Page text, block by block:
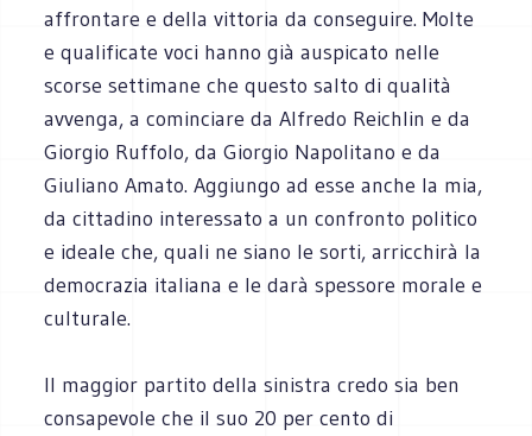
affrontare e della vittoria da conseguire. Molte
e qualificate voci hanno già auspicato nelle
scorse settimane che questo salto di qualità
avvenga, a cominciare da Alfredo Reichlin e da
Giorgio Ruffolo, da Giorgio Napolitano e da
Giuliano Amato. Aggiungo ad esse anche la mia,
da cittadino interessato a un confronto politico
e ideale che, quali ne siano le sorti, arricchirà la
democrazia italiana e le darà spessore morale e
culturale.
Il maggior partito della sinistra credo sia ben
consapevole che il suo 20 per cento di